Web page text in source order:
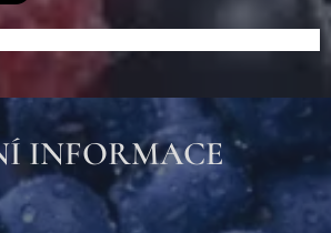
INFORMACE